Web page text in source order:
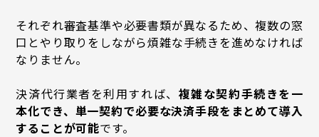
それぞれ審査基準や必要書類が異なるため、複数の窓
口とやり取りをしながら煩雑な手続きを進めなければ
なりません。
決済代行業者を利用すれば、 複雑な契約手続きを一
本化でき、単一契約で必要な決済手段をまとめて導入
することが可能です。